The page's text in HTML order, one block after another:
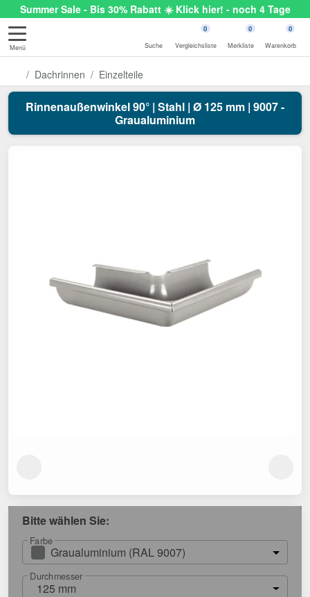
Summer Sale - Bis 30% Rabatt ☀️ Klick hier! - noch 4 Tage
Menü Suche
0
Vergleichsliste
0
Merkliste
0
Warenkorb
Dachrinnen Einzelteile
Rinnenaußenwinkel 90° | Stahl | Ø 125 mm | 9007 -
Graualuminium
Bitte wählen Sie:
Farbe
Graualuminium (RAL 9007)
Durchmesser
125 mm